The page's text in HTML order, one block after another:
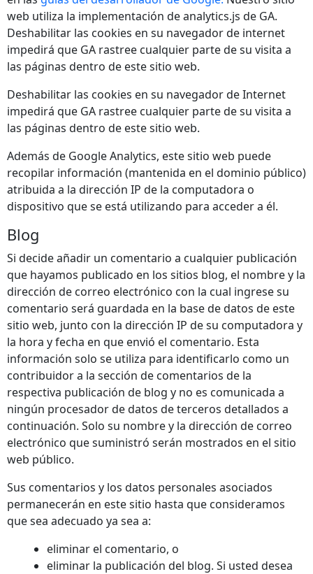
web utiliza la implementación de analytics.js de GA.
Deshabilitar las cookies en su navegador de internet
impedirá que GA rastree cualquier parte de su visita a
las páginas dentro de este sitio web.
Deshabilitar las cookies en su navegador de Internet
impedirá que GA rastree cualquier parte de su visita a
las páginas dentro de este sitio web.
Además de Google Analytics, este sitio web puede
recopilar información (mantenida en el dominio público)
atribuida a la dirección IP de la computadora o
dispositivo que se está utilizando para acceder a él.
Blog
Si decide añadir un comentario a cualquier publicación
que hayamos publicado en los sitios blog, el nombre y la
dirección de correo electrónico con la cual ingrese su
comentario será guardada en la base de datos de este
sitio web, junto con la dirección IP de su computadora y
la hora y fecha en que envió el comentario. Esta
información solo se utiliza para identificarlo como un
contribuidor a la sección de comentarios de la
respectiva publicación de blog y no es comunicada a
ningún procesador de datos de terceros detallados a
continuación. Solo su nombre y la dirección de correo
electrónico que suministró serán mostrados en el sitio
web público.
Sus comentarios y los datos personales asociados
permanecerán en este sitio hasta que consideramos
que sea adecuado ya sea a:
eliminar el comentario, o
eliminar la publicación del blog. Si usted desea